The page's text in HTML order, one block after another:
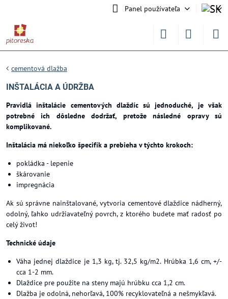
Panel používateľa
cementová dlažba
INŠTALÁCIA A ÚDRŽBA
Pravidlá inštalácie cementových dlaždíc sú jednoduché, je však
potrebné ich dôsledne dodržať, pretože následné opravy sú
komplikované.
Inštalácia má niekoľko špecifík a prebieha v týchto krokoch:
pokládka - lepenie
škárovanie
impregnácia
Ak sú správne nainštalované, vytvoria cementové dlaždice nádherný,
odolný, ľahko udržiavateľný povrch, z ktorého budete mať radosť po
celý život!
Technické údaje
Váha jednej dlaždice je 1,3 kg, tj. 32,5 kg/m2. Hrúbka 1,6 cm, +/-
cca 1-2 mm.
Dlaždice pre použite na steny majú hrúbku cca 1,2 cm.
Dlažba je odolná, nehorľavá, 100% recyklovateľná a nešmykľavá.